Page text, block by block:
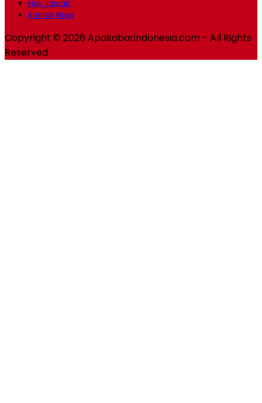
Hak Jawab
Kontak Iklan
Copyright © 2026 Apakabarindonesia.com - All Rights
Reserved